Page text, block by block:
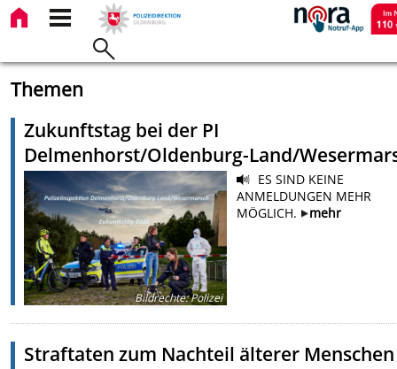
Themen
Zukunftstag bei der PI
Delmenhorst/Oldenburg-Land/
Bildrechte:Polizei
ES SIND KEINE
ANMELDUNGEN MEHR
MÖGLICH.
mehr
Straftaten zum Nachteil älterer Menschen